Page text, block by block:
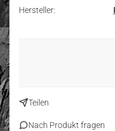
Hersteller:
Teilen
Nach Produkt fragen